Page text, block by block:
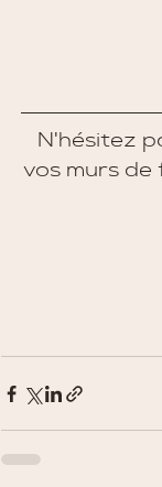
N'hésitez
vos murs de